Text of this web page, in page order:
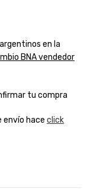
en la
BNA vendedor
tu compra
envío hace click